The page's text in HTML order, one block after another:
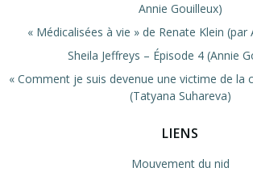
Annie Gouilleux)
« Médicalisées à vie » de Renate Klein (par
Sheila Jeffreys – Épisode 4 (Annie
« Comment je suis devenue une victime de la
(Tatyana Suhareva)
LIENS
Mouvement du nid